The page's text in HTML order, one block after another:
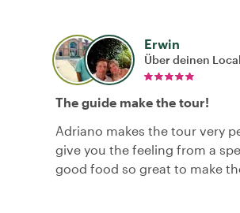
Erwin
Über deinen Local
The guide make the tour!
Adriano makes the tour very
give you the feeling from a
good food so great to make